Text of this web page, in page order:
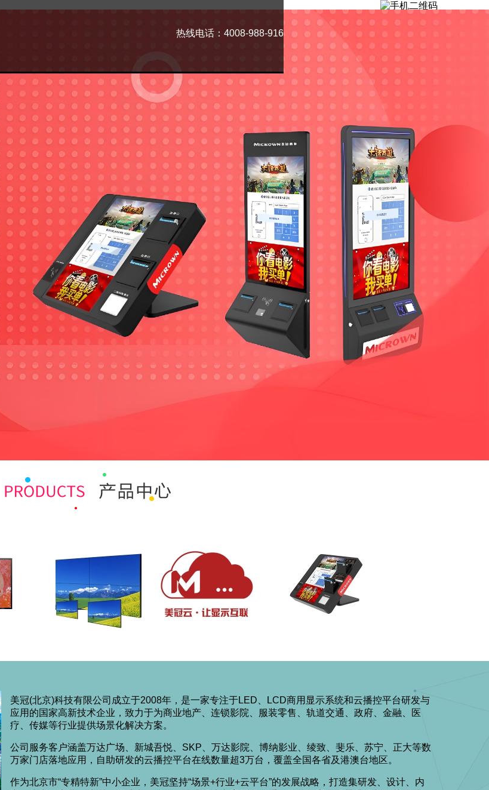
热线电话：4008-988-916
美冠(北京)科技有限公司成立于2008年，是一家专注于LED、LCD商用显示系统和云播控平台研发与
应用的国家高新技术企业，致力于为商业地产、连锁影院、服装零售、轨道交通、政府、金融、医
疗、传媒等行业提供场景化解决方案。
公司服务客户涵盖万达广场、新城吾悦、SKP、万达影院、博纳影业、绫致、斐乐、苏宁、正大等数
万家门店落地应用，自助研发的云播控平台在线数量超3万台，覆盖全国各省及港澳台地区。
作为北京市“专精特新”中小企业，美冠坚持“场景+行业+云平台”的发展战略，打造集研发、设计、内
扫描二维码
关注微信公众号